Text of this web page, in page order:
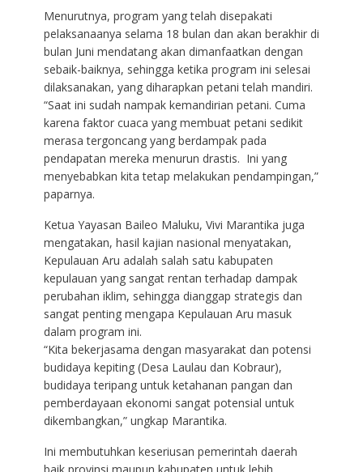
Menurutnya, program yang telah disepakati
pelaksanaanya selama 18 bulan dan akan berakhir di
bulan Juni mendatang akan dimanfaatkan dengan
sebaik-baiknya, sehingga ketika program ini selesai
dilaksanakan, yang diharapkan petani telah mandiri.
“Saat ini sudah nampak kemandirian petani. Cuma
karena faktor cuaca yang membuat petani sedikit
merasa tergoncang yang berdampak pada
pendapatan mereka menurun drastis. Ini yang
menyebabkan kita tetap melakukan pendampingan,”
paparnya.
Ketua Yayasan Baileo Maluku, Vivi Marantika juga
mengatakan, hasil kajian nasional menyatakan,
Kepulauan Aru adalah salah satu kabupaten
kepulauan yang sangat rentan terhadap dampak
perubahan iklim, sehingga dianggap strategis dan
sangat penting mengapa Kepulauan Aru masuk
dalam program ini.
“Kita bekerjasama dengan masyarakat dan potensi
budidaya kepiting (Desa Laulau dan Kobraur),
budidaya teripang untuk ketahanan pangan dan
pemberdayaan ekonomi sangat potensial untuk
dikembangkan,” ungkap Marantika.
Ini membutuhkan keseriusan pemerintah daerah